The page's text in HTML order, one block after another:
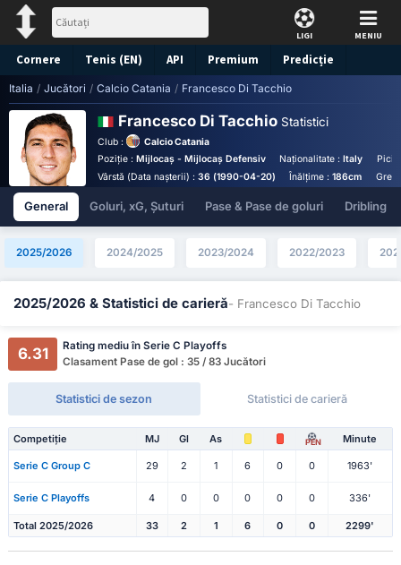
LIGI MENIU
Cornere Tenis (EN) API Premium Predicție
Italia / Jucători / Calcio Catania / Francesco Di Tacchio
Francesco Di Tacchio Statistici
Club :
Calcio Catania
Poziție : Mijlocaș - Mijlocaș Defensiv Naționalitate :Italy
Vârstă (Data nașterii) : 36 (1990-04-20) Înălțime :186cm
General Goluri, xG, Șuturi Pase & Pase de goluri Dribling
2025/2026 2024/2025 2023/2024 2022/2023
2025/2026 & Statistici de carieră- Francesco Di Tacchio
6.31
Rating mediu în Serie C Playoffs
Clasament Pase de gol : 35 / 83 Jucători
Statistici de sezon Statistici de carieră
Competiție MJ Gl As PEN Minute
Serie C Group C 29 2 1 6 0 0 1963'
Serie C Playoffs 4 0 0 0 0 0 336'
Total 2025/2026 33 2 1 6 0 0 2299'